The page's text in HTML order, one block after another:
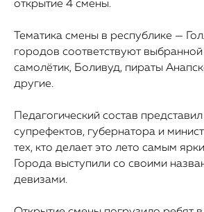
открытие 4 смены.
Тематика смены в республике —
городов соответствуют
самолётик, Боливуд, пираты
другие.
Педагогический состав
супрефектов, губернатора и
тех, кто делает это лето самым
Города выступили со своими
девизами.